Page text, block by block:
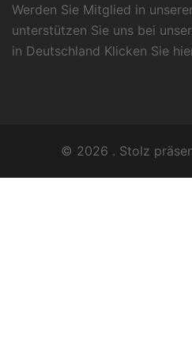
Werden Sie Mitglied in
unterstützen Sie uns bei
in Deutschland Klicken Sie
© 2026 . Stolz